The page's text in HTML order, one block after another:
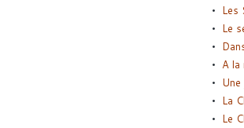
Les
Le
A la
La
Le